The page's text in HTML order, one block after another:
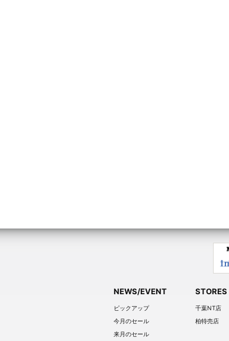
NEWS/EVENT
ピックアップ
今月のセール
来月のセール
STORES
千葉NT店
柏特売店